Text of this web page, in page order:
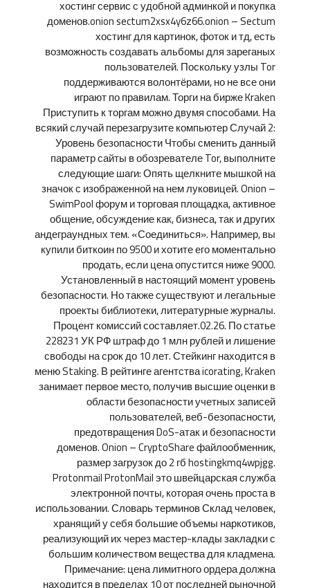
хостинг сервис с удобной админкой и покупка
доменов.onion sectum2xsx4y6z66.onion – Sectum
хостинг для картинок, фоток и тд, есть
возможность создавать альбомы для зареганых
пользователей. Поскольку узлы Tor
поддерживаются волонтёрами, но не все они
играют по правилам. Торги на бирже Kraken
Приступить к торгам можно двумя способами. На
всякий случай перезагрузите компьютер Случай 2:
Уровень безопасности Чтобы сменить данный
параметр сайты в обозревателе Tor, выполните
следующие шаги: Опять щелкните мышкой на
значок с изображенной на нем луковицей. Onion –
SwimPool форум и торговая площадка, активное
общение, обсуждение как, бизнеса, так и других
андеграундных тем. «Соединиться». Например, вы
купили биткоин по 9500 и хотите его моментально
продать, если цена опустится ниже 9000.
Установленный в настоящий момент уровень
безопасности. Но также существуют и легальные
проекты библиотеки, литературные журналы.
Процент комиссий составляет.02.26. По статье
228231 УК РФ штраф до 1 млн рублей и лишение
свободы на срок до 10 лет. Стейкинг находится в
меню Staking. В рейтинге агентства icorating, Kraken
занимает первое место, получив высшие оценки в
области безопасности учетных записей
пользователей, веб-безопасности,
предотвращения DoS-атак и безопасности
доменов. Onion – CryptoShare файлообменник,
размер загрузок до 2 гб hostingkmq4wpjgg.
Protonmail ProtonMail это швейцарская служба
электронной почты, которая очень проста в
использовании. Словарь терминов Склад человек,
хранящий у себя большие объемы наркотиков,
реализующий их через мастер-клады закладки с
большим количеством вещества для кладмена.
Примечание: цена лимитного ордера должна